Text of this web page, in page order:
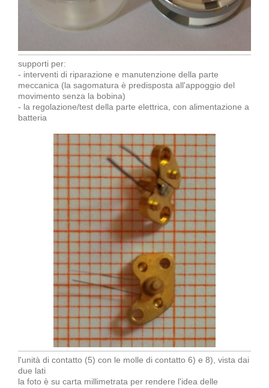
supporti per:
- interventi di riparazione e manutenzione della parte
meccanica (la sagomatura è predisposta all'appoggio del
movimento senza la bobina)
- la regolazione/test della parte elettrica, con alimentazione a
batteria
l'unità di contatto (5) con le molle di contatto 6) e 8), vista dai
due lati
la foto è su carta millimetrata per rendere l'idea delle